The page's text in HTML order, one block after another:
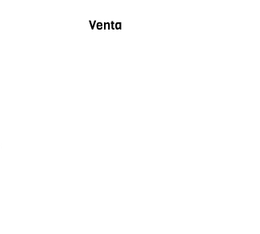
Venta